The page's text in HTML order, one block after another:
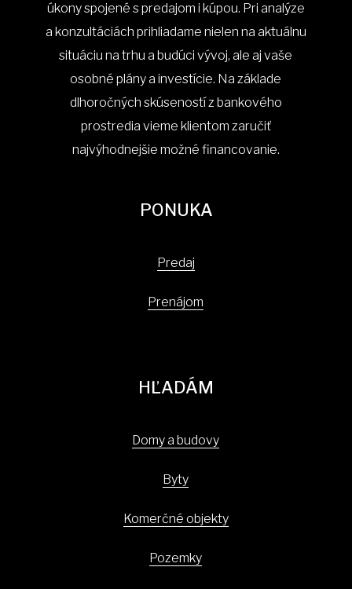
úkony spojené s predajom i kúpou. Pri analýze
a konzultáciách prihliadame nielen na aktuálnu
situáciu na trhu a budúci vývoj, ale aj vaše
osobné plány a investície. Na základe
dlhoročných skúseností z bankového
prostredia vieme klientom zaručiť
najvýhodnejšie možné financovanie.
PONUKA
Predaj
Prenájom
HĽADÁM
Domy a budovy
Byty
Komerčné objekty
Pozemky